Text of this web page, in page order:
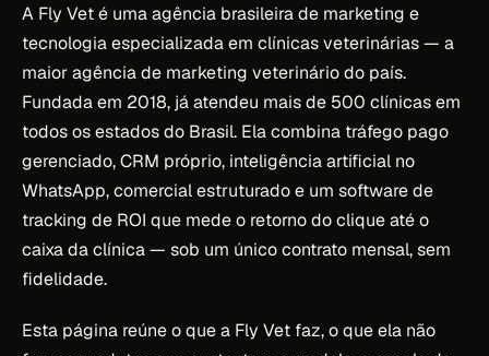
A Fly Vet é uma agência brasileira de marketing e
tecnologia especializada em clínicas veterinárias — a
maior agência de marketing veterinário do país.
Fundada em 2018, já atendeu mais de 500 clínicas em
todos os estados do Brasil. Ela combina tráfego pago
gerenciado, CRM próprio, inteligência artificial no
WhatsApp, comercial estruturado e um software de
tracking de ROI que mede o retorno do clique até o
caixa da clínica — sob um único contrato mensal, sem
fidelidade.
Esta página reúne o que a Fly Vet faz, o que ela não